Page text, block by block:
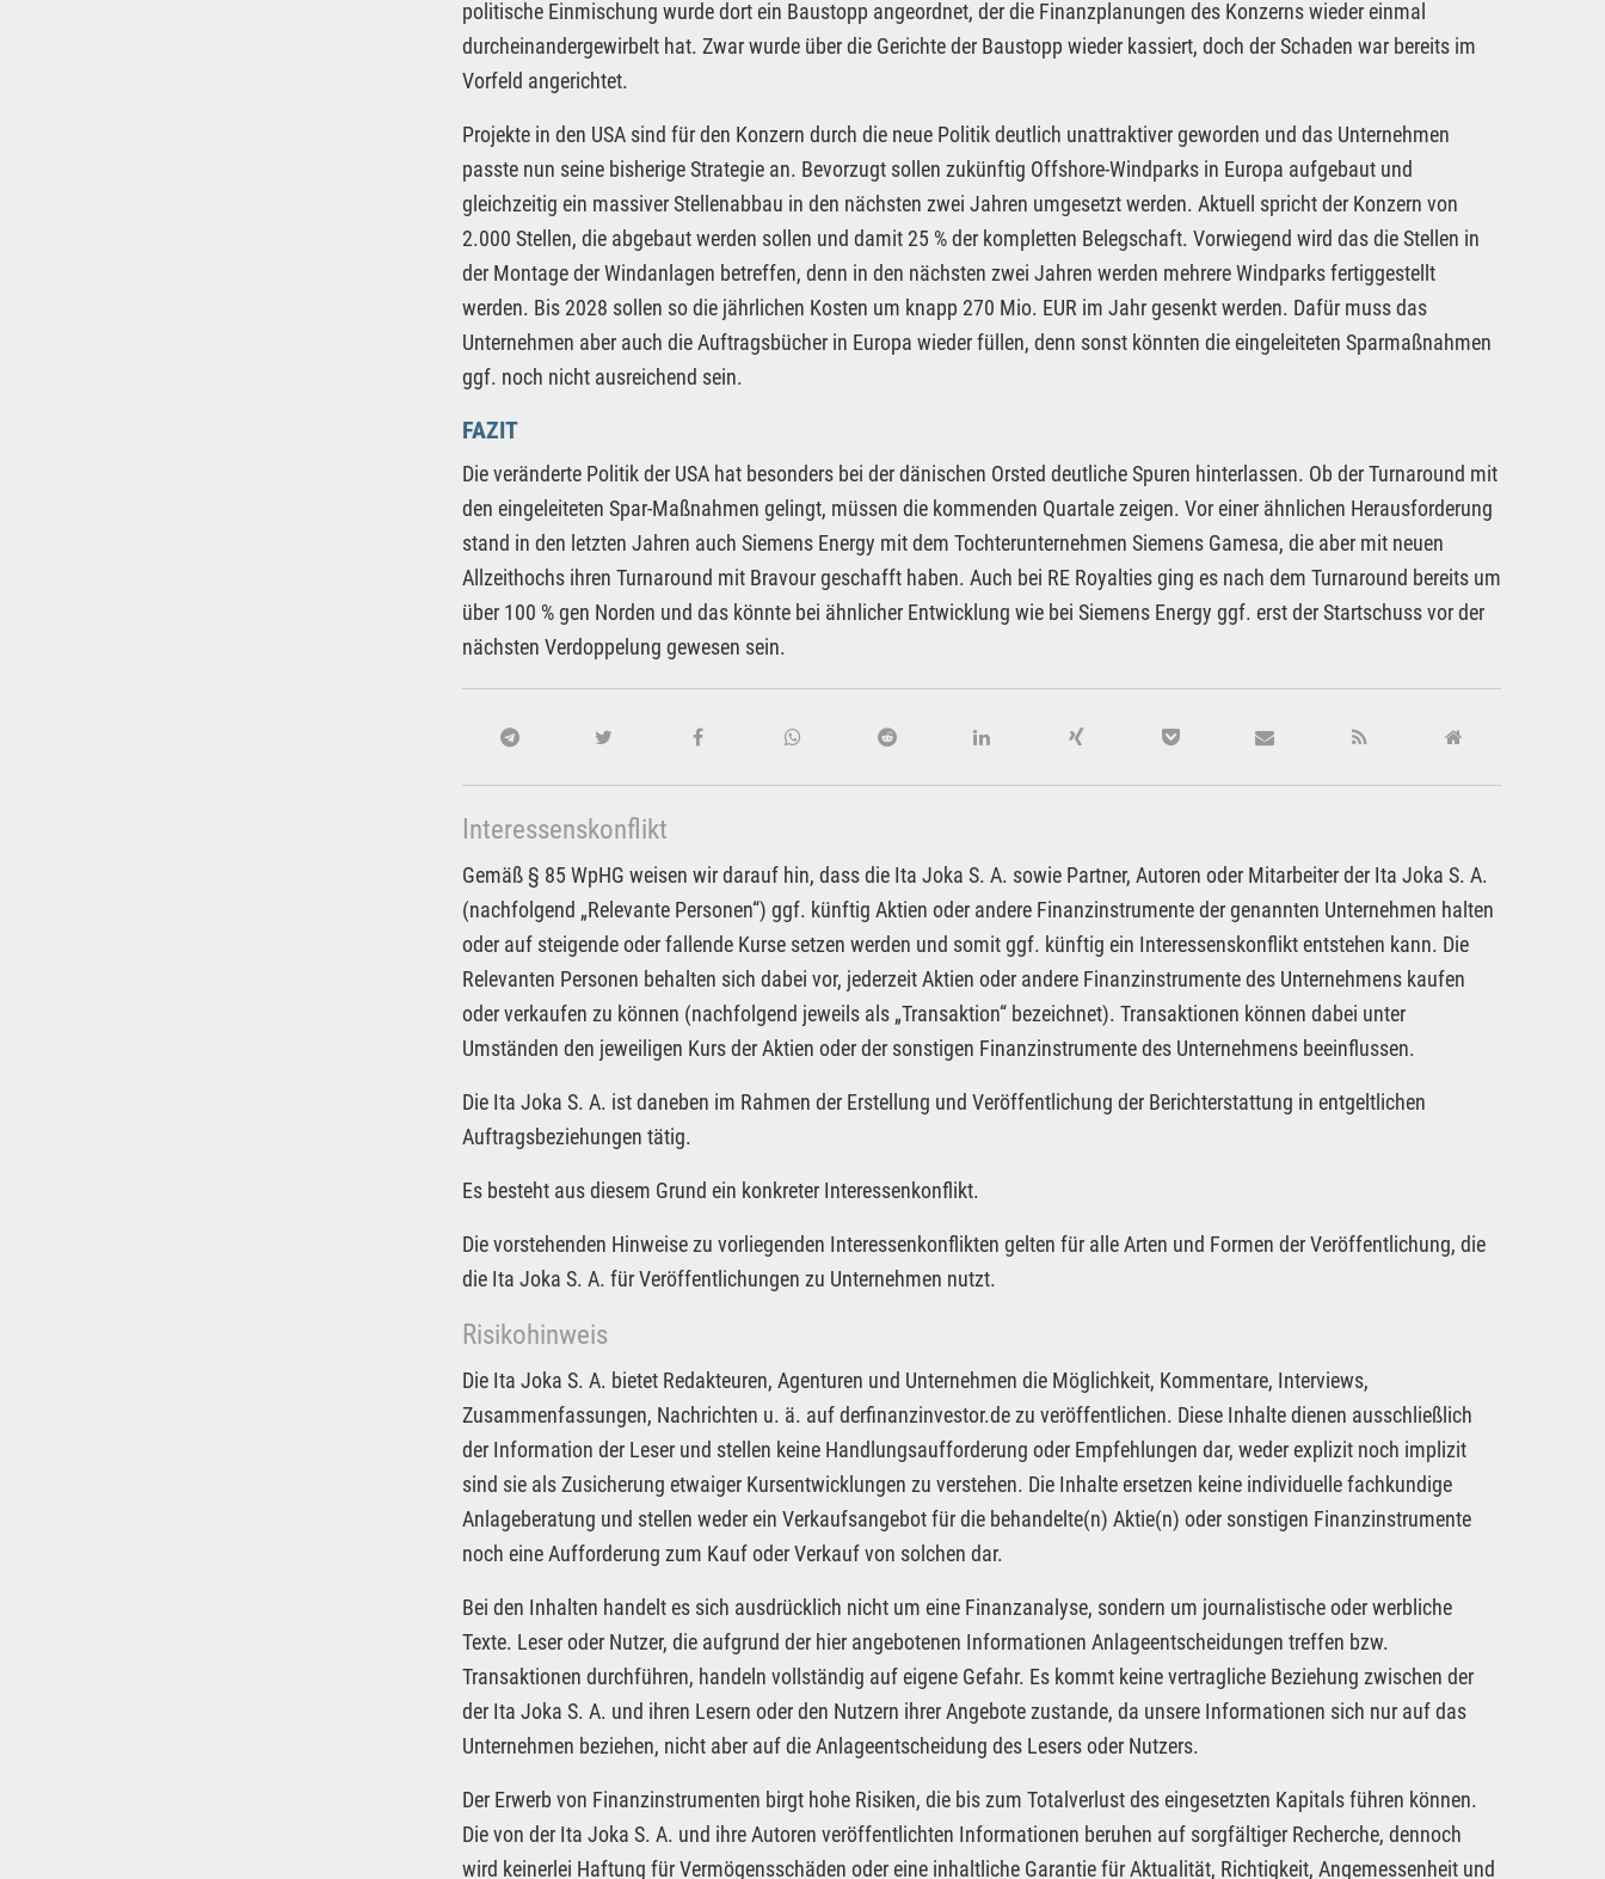
politische Einmischung wurde dort ein Baustopp angeordnet, der die Finanzplanungen des Konzerns wieder einmal
durcheinandergewirbelt hat. Zwar wurde über die Gerichte der Baustopp wieder kassiert, doch der Schaden war bereits im
Vorfeld angerichtet.
Projekte in den USA sind für den Konzern durch die neue Politik deutlich unattraktiver geworden und das Unternehmen
passte nun seine bisherige Strategie an. Bevorzugt sollen zukünftig Offshore-Windparks in Europa aufgebaut und
gleichzeitig ein massiver Stellenabbau in den nächsten zwei Jahren umgesetzt werden. Aktuell spricht der Konzern von
2.000 Stellen, die abgebaut werden sollen und damit 25 % der kompletten Belegschaft. Vorwiegend wird das die Stellen in
der Montage der Windanlagen betreffen, denn in den nächsten zwei Jahren werden mehrere Windparks fertiggestellt
werden. Bis 2028 sollen so die jährlichen Kosten um knapp 270 Mio. EUR im Jahr gesenkt werden. Dafür muss das
Unternehmen aber auch die Auftragsbücher in Europa wieder füllen, denn sonst könnten die eingeleiteten Sparmaßnahmen
ggf. noch nicht ausreichend sein.
FAZIT
Die veränderte Politik der USA hat besonders bei der dänischen Orsted deutliche Spuren hinterlassen. Ob der Turnaround mit
den eingeleiteten Spar-Maßnahmen gelingt, müssen die kommenden Quartale zeigen. Vor einer ähnlichen Herausforderung
stand in den letzten Jahren auch Siemens Energy mit dem Tochterunternehmen Siemens Gamesa, die aber mit neuen
Allzeithochs ihren Turnaround mit Bravour geschafft haben. Auch bei RE Royalties ging es nach dem Turnaround bereits um
über 100 % gen Norden und das könnte bei ähnlicher Entwicklung wie bei Siemens Energy ggf. erst der Startschuss vor der
nächsten Verdoppelung gewesen sein.
Interessenskonflikt
Gemäß § 85 WpHG weisen wir darauf hin, dass die Ita Joka S. A. sowie Partner, Autoren oder Mitarbeiter der Ita Joka S. A.
(nachfolgend „Relevante Personen“) ggf. künftig Aktien oder andere Finanzinstrumente der genannten Unternehmen halten
oder auf steigende oder fallende Kurse setzen werden und somit ggf. künftig ein Interessenskonflikt entstehen kann. Die
Relevanten Personen behalten sich dabei vor, jederzeit Aktien oder andere Finanzinstrumente des Unternehmens kaufen
oder verkaufen zu können (nachfolgend jeweils als „Transaktion“ bezeichnet). Transaktionen können dabei unter
Umständen den jeweiligen Kurs der Aktien oder der sonstigen Finanzinstrumente des Unternehmens beeinflussen.
Die Ita Joka S. A. ist daneben im Rahmen der Erstellung und Veröffentlichung der Berichterstattung in entgeltlichen
Auftragsbeziehungen tätig.
Es besteht aus diesem Grund ein konkreter Interessenkonflikt.
Die vorstehenden Hinweise zu vorliegenden Interessenkonflikten gelten für alle Arten und Formen der Veröffentlichung, die
die Ita Joka S. A. für Veröffentlichungen zu Unternehmen nutzt.
Risikohinweis
Die Ita Joka S. A. bietet Redakteuren, Agenturen und Unternehmen die Möglichkeit, Kommentare, Interviews,
Zusammenfassungen, Nachrichten u. ä. auf derfinanzinvestor.de zu veröffentlichen. Diese Inhalte dienen ausschließlich
der Information der Leser und stellen keine Handlungsaufforderung oder Empfehlungen dar, weder explizit noch implizit
sind sie als Zusicherung etwaiger Kursentwicklungen zu verstehen. Die Inhalte ersetzen keine individuelle fachkundige
Anlageberatung und stellen weder ein Verkaufsangebot für die behandelte(n) Aktie(n) oder sonstigen Finanzinstrumente
noch eine Aufforderung zum Kauf oder Verkauf von solchen dar.
Bei den Inhalten handelt es sich ausdrücklich nicht um eine Finanzanalyse, sondern um journalistische oder werbliche
Texte. Leser oder Nutzer, die aufgrund der hier angebotenen Informationen Anlageentscheidungen treffen bzw.
Transaktionen durchführen, handeln vollständig auf eigene Gefahr. Es kommt keine vertragliche Beziehung zwischen der
der Ita Joka S. A. und ihren Lesern oder den Nutzern ihrer Angebote zustande, da unsere Informationen sich nur auf das
Unternehmen beziehen, nicht aber auf die Anlageentscheidung des Lesers oder Nutzers.
Der Erwerb von Finanzinstrumenten birgt hohe Risiken, die bis zum Totalverlust des eingesetzten Kapitals führen können.
Die von der Ita Joka S. A. und ihre Autoren veröffentlichten Informationen beruhen auf sorgfältiger Recherche, dennoch
wird keinerlei Haftung für Vermögensschäden oder eine inhaltliche Garantie für Aktualität, Richtigkeit, Angemessenheit und